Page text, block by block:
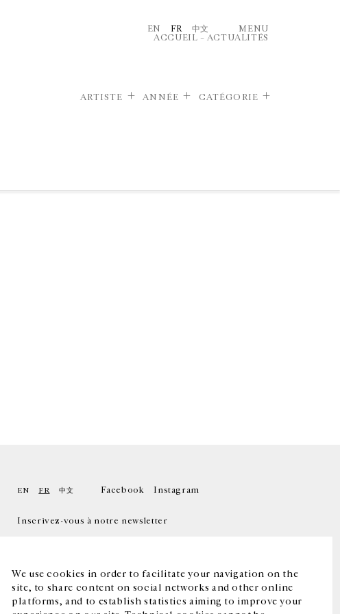
We use cookies in order to facilitate your navigation on the
site, to share content on social networks and other online
platforms, and to establish statistics aiming to improve your
EN FR 中文
MENU
ACCUEIL – ACTUALITÉS
ARTISTE ANNÉE CATÉGORIE
EN FR 中文 Facebook Instagram
Inscrivez-vous à notre newsletter